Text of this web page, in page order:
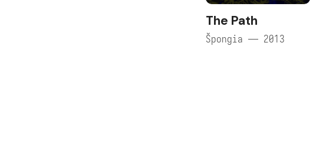
The Path
Špongia — 2013